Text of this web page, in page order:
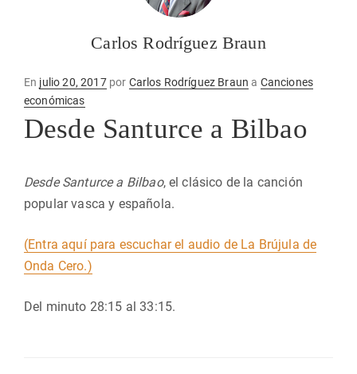
Carlos Rodríguez Braun
En Publicado
en
julio 20, 2017por Carlos Rodríguez Braun a Canciones
económicas
Desde Santurce a Bilbao
Desde Santurce a Bilbao, el clásico de la canción
popular vasca y española.
(Entra aquí para escuchar el audio de La Brújula de
Onda Cero.)
Del minuto 28:15 al 33:15.